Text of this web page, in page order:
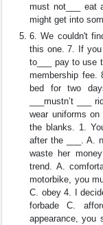
must not___ eat
might get into
6. We couldn't
this one. 7. If
to___ pay to use
membership
bed for two
___mustn’t ___
wear uniforms
the blanks. 1.
after the ___. A.
waste her
trend. A.
motorbike, you
C. obey 4. I
forbade C.
appearance, you